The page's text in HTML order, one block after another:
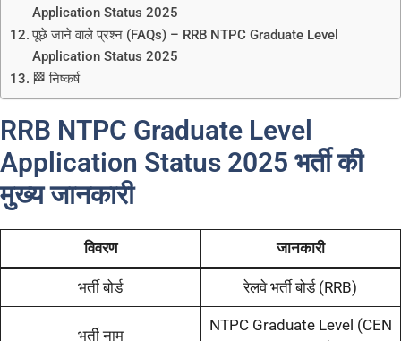
Application Status 2025
पूछे जाने वाले प्रश्न (FAQs) – RRB NTPC Graduate Level
Application Status 2025
🏁 निष्कर्ष
RRB NTPC Graduate Level
Application Status 2025 भर्ती की
मुख्य जानकारी
विवरण जानकारी
भर्ती बोर्ड रेलवे भर्ती बोर्ड (RRB)
भर्ती नाम
NTPC Graduate Level (CEN